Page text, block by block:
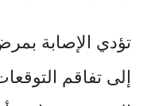
تؤدي الإصابة
إلى تفاقم